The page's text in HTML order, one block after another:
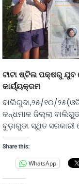
ଟାଟା ଷ୍ଟିଲ ପକ୍ଷରୁ ଯୁବ
କାର୍ୟ୍ୟକ୍ରମ
ବାଲିଗୁଡା,୨୫/୧୦/
କନ୍ଧମାଳ ଜିଲ୍ଲା
ବୁଡ଼ାଗୁଡା ସ୍ଥିତ
Share this:
WhatsApp